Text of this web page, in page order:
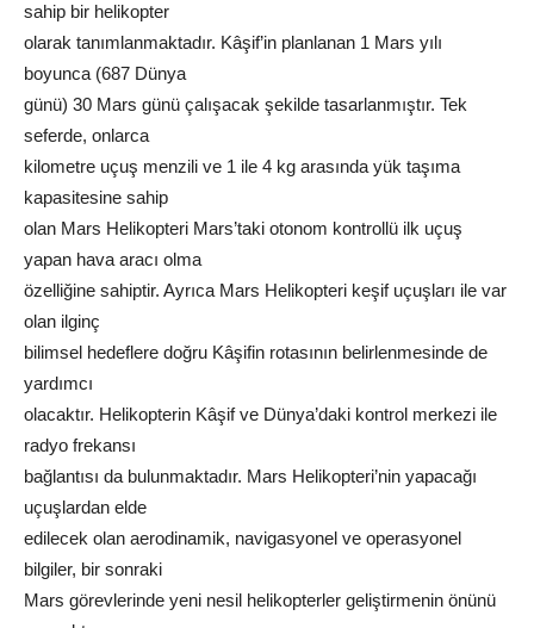
sahip bir helikopter
olarak tanımlanmaktadır. Kâşif’in planlanan 1 Mars yılı
boyunca (687 Dünya
günü) 30 Mars günü çalışacak şekilde tasarlanmıştır. Tek
seferde, onlarca
kilometre uçuş menzili ve 1 ile 4 kg arasında yük taşıma
kapasitesine sahip
olan Mars Helikopteri Mars’taki otonom kontrollü ilk uçuş
yapan hava aracı olma
özelliğine sahiptir. Ayrıca Mars Helikopteri keşif uçuşları ile var
olan ilginç
bilimsel hedeflere doğru Kâşifin rotasının belirlenmesinde de
yardımcı
olacaktır. Helikopterin Kâşif ve Dünya’daki kontrol merkezi ile
radyo frekansı
bağlantısı da bulunmaktadır. Mars Helikopteri’nin yapacağı
uçuşlardan elde
edilecek olan aerodinamik, navigasyonel ve operasyonel
bilgiler, bir sonraki
Mars görevlerinde yeni nesil helikopterler geliştirmenin önünü